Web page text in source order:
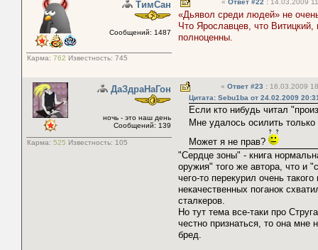
ТимСан
Сообщений: 1487
Карма: 762 Известность: 745
« Ответ #22 : 14.03.2009
«Дьявол среди людей» не
Что Ярославцев, что
полноценны.
ДаЗдраНаГон
ночь - это наш день
Сообщений: 139
Карма: 525 Известность: 105
« Ответ #23 : 16.03.2009
Цитата: Sebu1ba от 24.02.2009
Если кто нибудь читал
Мне удалось осилить
Может я не прав?
"Сердце зоны" - книга
оружия" того же автора, что и
чего-то перекурил очень
некачественных поганок
сталкеров.
Но тут тема все-таки про
честно признаться, то она
бред.